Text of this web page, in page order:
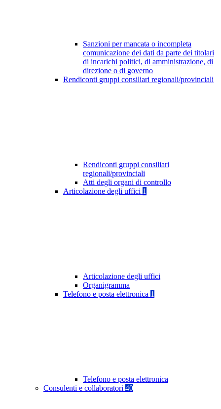
Sanzioni per mancata o incompleta
comunicazione dei dati da parte dei titolari
di incarichi politici, di amministrazione, di
direzione o di governo
Rendiconti gruppi consiliari regionali/provinciali
Rendiconti gruppi consiliari
regionali/provinciali
Atti degli organi di controllo
Articolazione degli uffici 1
Articolazione degli uffici
Organigramma
Telefono e posta elettronica 1
Telefono e posta elettronica
Consulenti e collaboratori 40